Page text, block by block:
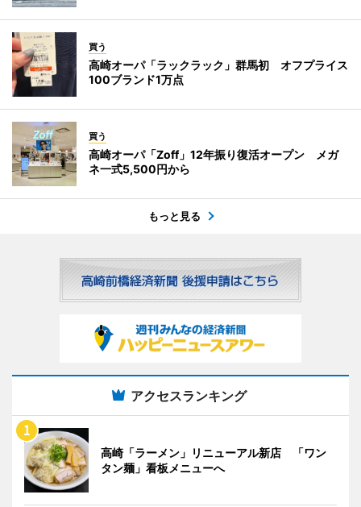
買う
高崎オーパ「ラックラック」群馬初 オフプライス
100ブランド1万点
買う
高崎オーパ「Zoff」12年振り復活オープン メガ
ネ一式5,500円から
もっと見る
アクセスランキング
高崎「ラーメン」リニューアル新店 「ワン
タン麺」看板メニューへ